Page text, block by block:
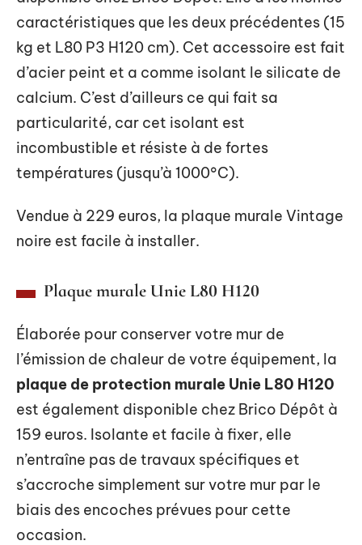
caractéristiques que les deux précédentes (15
kg et L80 P3 H120 cm). Cet accessoire est fait
d’acier peint et a comme isolant le silicate de
calcium. C’est d’ailleurs ce qui fait sa
particularité, car cet isolant est
incombustible et résiste à de fortes
températures (jusqu’à 1000°C).
Vendue à 229 euros, la plaque murale Vintage
noire est facile à installer.
Plaque murale Unie L80 H120
Élaborée pour conserver votre mur de
l’émission de chaleur de votre équipement, la
plaque de protection murale Unie L80 H120
est également disponible chez Brico Dépôt à
159 euros. Isolante et facile à fixer, elle
n’entraîne pas de travaux spécifiques et
s’accroche simplement sur votre mur par le
biais des encoches prévues pour cette
occasion.